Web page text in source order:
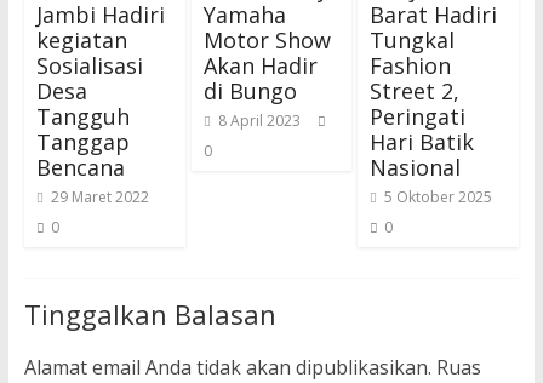
Jambi Hadiri
kegiatan
Sosialisasi
Desa
Tangguh
Tanggap
Bencana
29 Maret 2022
0
Yamaha
Motor Show
Akan Hadir
di Bungo
8 April 2023
0
Barat Hadiri
Tungkal
Fashion
Street 2,
Peringati
Hari Batik
Nasional
5 Oktober 2025
0
Tinggalkan Balasan
Alamat email Anda tidak akan dipublikasikan. Ruas